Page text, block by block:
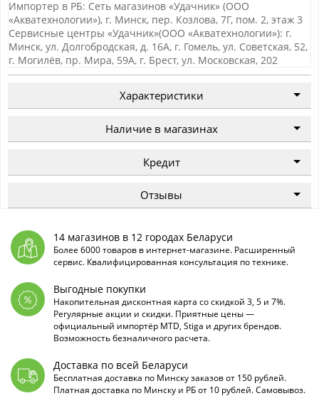
Импортер в РБ: Сеть магазинов «Удачник» (ООО
«Акватехнологии»), г. Минск, пер. Козлова, 7Г, пом. 2, этаж 3
Сервисные центры «Удачник»(ООО «Акватехнологии»): г.
Минск, ул. Долгобродская, д. 16А, г. Гомель, ул. Советская, 52,
г. Могилёв, пр. Мира, 59А, г. Брест, ул. Московская, 202
Характеристики
Наличие в магазинах
Кредит
Отзывы
14 магазинов в 12 городах Беларуси
Более 6000 товаров в интернет-магазине. Расширенный
сервис. Квалифицированная консультация по технике.
Выгодные покупки
Накопительная дисконтная карта со скидкой 3, 5 и 7%.
Регулярные акции и скидки. Приятные цены —
официальный импортёр MTD, Stiga и других брендов.
Возможность безналичного расчета.
Доставка по всей Беларуси
Бесплатная доставка по Минску заказов от 150 рублей.
Платная доставка по Минску и РБ от 10 рублей. Самовывоз.